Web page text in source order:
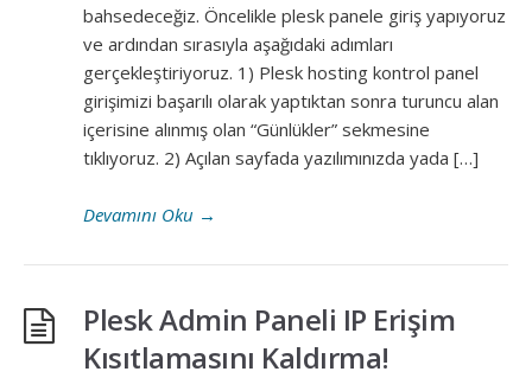
bahsedeceğiz. Öncelikle plesk panele giriş yapıyoruz
ve ardından sırasıyla aşağıdaki adımları
gerçekleştiriyoruz. 1) Plesk hosting kontrol panel
girişimizi başarılı olarak yaptıktan sonra turuncu alan
içerisine alınmış olan “Günlükler” sekmesine
tıklıyoruz. 2) Açılan sayfada yazılımınızda yada […]
Devamını Oku →
Plesk Admin Paneli IP Erişim
Kısıtlamasını Kaldırma!